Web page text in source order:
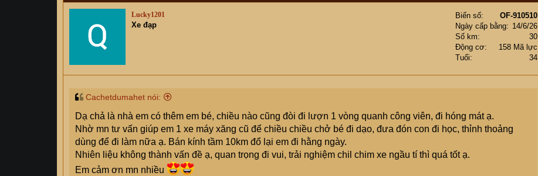
Lucky1201
Xe đạp
Biển số
OF-910510
Ngày cấp bằng
14/6/26
Số km
30
Động cơ
158 Mã lực
Tuổi
34
Cachetdumahet nói:
Dạ chả là nhà em có thêm em bé, chiều nào cũng đòi đi lượn 1 vòng quanh công viên, đi hóng mát ạ.
Nhờ mn tư vấn giúp em 1 xe máy xăng cũ để chiều chiều chở bé đi dạo, đưa đón con đi học, thỉnh thoảng
dùng để đi làm nữa ạ. Bán kính tầm 10km đổ lại em đi hằng ngày.
Nhiên liệu không thành vấn đề ạ, quan trọng đi vui, trải nghiệm chil chim xe ngầu tí thì quá tốt ạ.
Em cảm ơn mn nhiều